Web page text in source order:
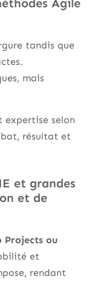
Agile
tandis que
mais
expertise selon
résultat et
et grandes
et de
Projects ou
et
rendant